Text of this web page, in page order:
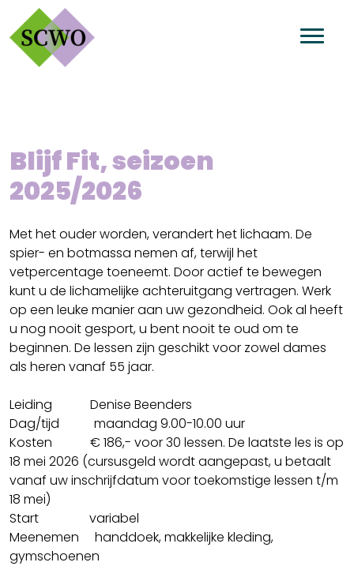
Blijf Fit, seizoen
2025/2026
Met het ouder worden, verandert het lichaam. De
spier- en botmassa nemen af, terwijl het
vetpercentage toeneemt. Door actief te bewegen
kunt u de lichamelijke achteruitgang vertragen. Werk
op een leuke manier aan uw gezondheid. Ook al heeft
u nog nooit gesport, u bent nooit te oud om te
beginnen. De lessen zijn geschikt voor zowel dames
als heren vanaf 55 jaar.
Leiding Denise Beenders
Dag/tijd maandag 9.00-10.00 uur
Kosten € 186,- voor 30 lessen. De laatste les is op
18 mei 2026 (cursusgeld wordt aangepast, u betaalt
vanaf uw inschrijfdatum voor toekomstige lessen t/m
18 mei)
Start variabel
Meenemen handdoek, makkelijke kleding,
gymschoenen